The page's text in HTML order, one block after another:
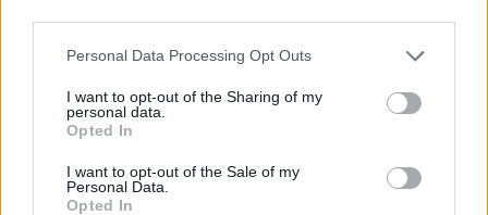
Personal Data Processing Opt Outs
I want to opt-out of the Sharing of my
personal data.
Opted In
I want to opt-out of the Sale of my
Personal Data.
Opted In
20 Oct 2022
florinidm
Mesaje: 3 Aprecieri primite: 2 Puncte trofeu:
roliana57
Mesaje: 7.782 Aprecieri primite: 96.908 6.000